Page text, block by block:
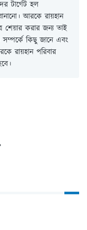
টার্গেট হল
আরকে রায়হান
শেয়ার করার জন্য তাই
সম্পর্কে কিছু জানে এবং
রায়হান পরিবার